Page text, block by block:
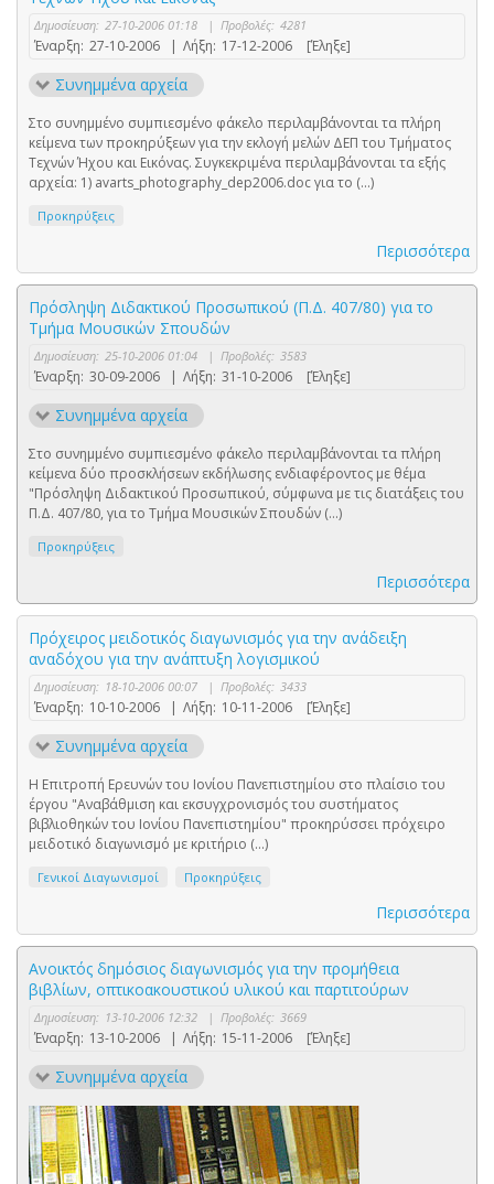
Δημοσίευση: 27-10-2006 01:18 | Προβολές: 4281
Έναρξη: 27-10-2006 | Λήξη: 17-12-2006 [Έληξε]
Συνημμένα αρχεία
Στο συνημμένο συμπιεσμένο φάκελο περιλαμβάνονται τα πλήρη
κείμενα των προκηρύξεων για την εκλογή μελών ΔΕΠ του Τμήματος
Τεχνών Ήχου και Εικόνας. Συγκεκριμένα περιλαμβάνονται τα εξής
αρχεία: 1) avarts_photography_dep2006.doc για το (...)
Προκηρύξεις
Περισσότερα
Πρόσληψη Διδακτικού Προσωπικού (Π.Δ. 407/80) για το
Τμήμα Μουσικών Σπουδών
Δημοσίευση: 25-10-2006 01:04 | Προβολές: 3583
Έναρξη: 30-09-2006 | Λήξη: 31-10-2006 [Έληξε]
Συνημμένα αρχεία
Στο συνημμένο συμπιεσμένο φάκελο περιλαμβάνονται τα πλήρη
κείμενα δύο προσκλήσεων εκδήλωσης ενδιαφέροντος με θέμα
"Πρόσληψη Διδακτικού Προσωπικού, σύμφωνα με τις διατάξεις του
Π.Δ. 407/80, για το Τμήμα Μουσικών Σπουδών (...)
Προκηρύξεις
Περισσότερα
Πρόχειρος μειδοτικός διαγωνισμός για την ανάδειξη
αναδόχου για την ανάπτυξη λογισμικού
Δημοσίευση: 18-10-2006 00:07 | Προβολές: 3433
Έναρξη: 10-10-2006 | Λήξη: 10-11-2006 [Έληξε]
Συνημμένα αρχεία
Η Επιτροπή Ερευνών του Ιονίου Πανεπιστημίου στο πλαίσιο του
έργου "Αναβάθμιση και εκσυγχρονισμός του συστήματος
βιβλιοθηκών του Ιονίου Πανεπιστημίου" προκηρύσσει πρόχειρο
μειδοτικό διαγωνισμό με κριτήριο (...)
Γενικοί Διαγωνισμοί Προκηρύξεις
Περισσότερα
Ανοικτός δημόσιος διαγωνισμός για την προμήθεια
βιβλίων, οπτικοακουστικού υλικού και παρτιτούρων
Δημοσίευση: 13-10-2006 12:32 | Προβολές: 3669
Έναρξη: 13-10-2006 | Λήξη: 15-11-2006 [Έληξε]
Συνημμένα αρχεία